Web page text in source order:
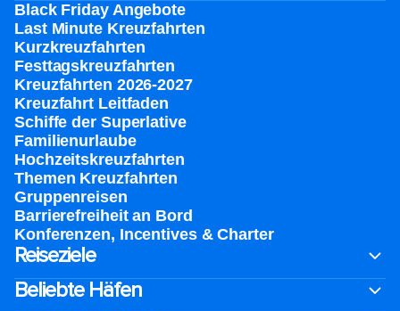
Black Friday Angebote
Last Minute Kreuzfahrten
Kurzkreuzfahrten​
Festtagskreuzfahrten​
Kreuzfahrten 2026-2027
Kreuzfahrt Leitfaden
Schiffe der Superlative
Familienurlaube​
Hochzeitskreuzfahrten
Themen Kreuzfahrten
Gruppenreisen
Barrierefreiheit an Bord​
Konferenzen, Incentives & Charter
Reiseziele
Beliebte Häfen